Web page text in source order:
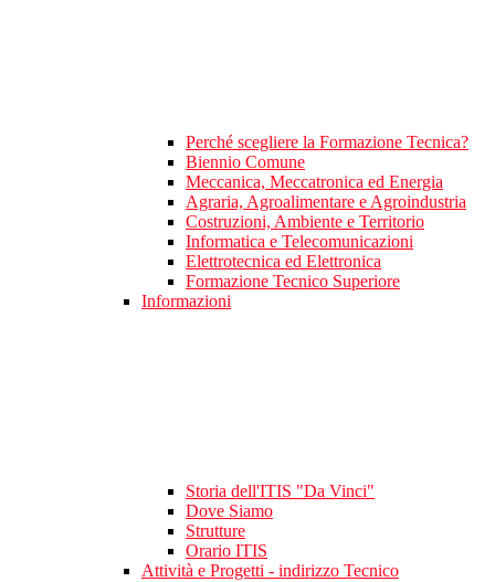
Perché scegliere la Formazione Tecnica?
Biennio Comune
Meccanica, Meccatronica ed Energia
Agraria, Agroalimentare e Agroindustria
Costruzioni, Ambiente e Territorio
Informatica e Telecomunicazioni
Elettrotecnica ed Elettronica
Formazione Tecnico Superiore
Informazioni
Storia dell'ITIS "Da Vinci"
Dove Siamo
Strutture
Orario ITIS
Attività e Progetti - indirizzo Tecnico